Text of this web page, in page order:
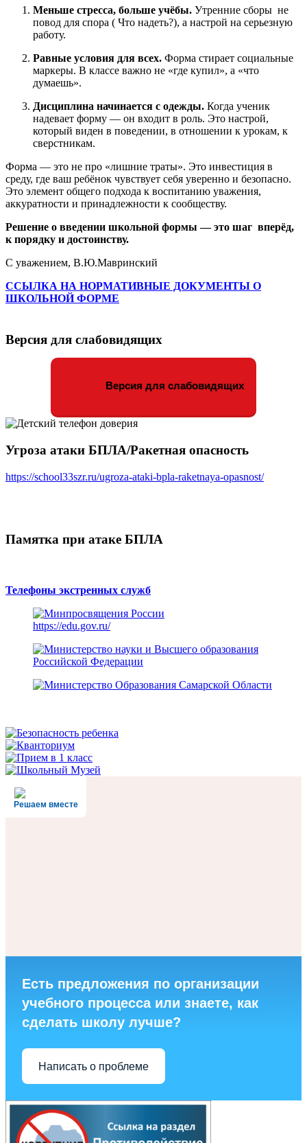
Меньше стресса, больше учёбы. Утренние сборы не
повод для спора ( Что надеть?), а настрой на серьезную
работу.
Равные условия для всех. Форма стирает социальные
маркеры. В классе важно не «где купил», а «что
думаешь».
Дисциплина начинается с одежды. Когда ученик
надевает форму — он входит в роль. Это настрой,
который виден в поведении, в отношении к урокам, к
сверстникам.
Форма — это не про «лишние траты». Это инвестиция в
среду, где ваш ребёнок чувствует себя уверенно и безопасно.
Это элемент общего подхода к воспитанию уважения,
аккуратности и принадлежности к сообществу.
Решение о введении школьной формы — это шаг вперёд,
к порядку и достоинству.
С уважением, В.Ю.Мавринский
ССЫЛКА НА НОРМАТИВНЫЕ ДОКУМЕНТЫ О
ШКОЛЬНОЙ ФОРМЕ
Версия для слабовидящих
Версия для слабовидящих
Угроза атаки БПЛА/Ракетная опасность
https://school33szr.ru/ugroza-ataki-bpla-raketnaya-opasnost/
Памятка при атаке БПЛА
Телефоны экстренных служб
https://edu.gov.ru/
Решаем вместе
Есть предложения по организации
учебного процесса или знаете, как
сделать школу лучше?
Написать о проблеме